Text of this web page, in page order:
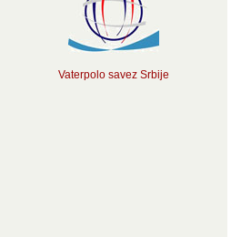
Vaterpolo savez Srbije